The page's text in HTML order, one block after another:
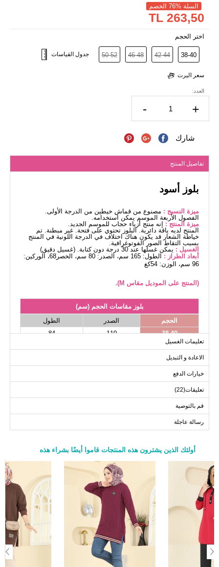
السلة %76 الخصم
263,50 TL
اختر الحجم
38-40
42-44
46-48
50-52 جدول القياسات
سعر اليرت
العدد:
- +
شارك
تفاصيل المنتج
بلوز أسود
ميزة النسيج : مصنوع من قماش خيطين من الدرجة الأولى.
الفصول الأربعة الموسم يمكن استخدامه.
ميزة المنتج : إنه منتج أزياء حجاب للموسم الجديد.
المنتج لديه ياقة دائرية. البلوز تحتوي على فتحة. غير مبطنة. تم
خياطة الشعار قد يكون هناك اختلاف في الدرجة اللونية في المنتج
بسبب التقاط الصور الفوتوغرافية.
الغسيل : يمكن غسلها عند 30 درجة دون كتابة. (غسيل دقيق)
أبعاد الطراز :
الطول: 165 سم، الصدر: 80 سم، الخصر68، الوركين:
96 سم، الوزن: 54كغ
(المنتج على الموديل مقاس M).
بلوز مقاسات الحجم (سم)
الحجم
الصدر
الطول
38-40
110
84
42-44
46-48
50-52
تعليمات الغسيل
الاعادة و التبديل
خيارات الدفع
تعليقات(22)
قم بالتوصية
رسالة عاجلة
أولئك الذين يشترون هذه المنتجات قاموا أيضًا بشراء هذه
a>